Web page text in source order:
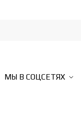
МЫ В СОЦСЕТЯХ